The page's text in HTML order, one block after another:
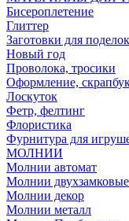
Бисероплетение
Глиттер
Заготовки для поделок
Новый год
Проволока, тросики
Оформление,
Лоскуток
Фетр, фелтинг
Флористика
Фурнитура для
МОЛНИИ
Молнии автомат
Молнии двухзамковые
Молнии декор
Молнии металл